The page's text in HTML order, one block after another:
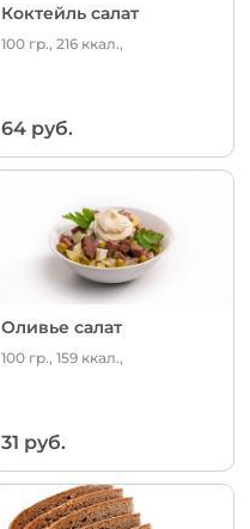
Коктейль салат
100 гр., 216 ккал.,
64 руб.
Оливье салат
100 гр., 159 ккал.,
31 руб.